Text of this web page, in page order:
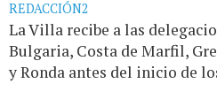
REDACCIÓN2
La Villa recibe a las
Bulgaria, Costa de Marfil,
y Ronda antes del inicio de